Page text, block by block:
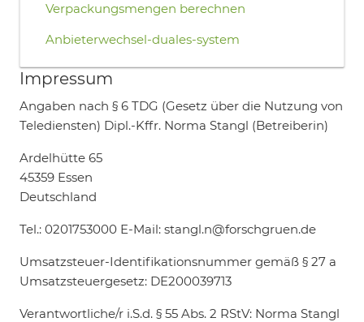
Verpackungsmengen berechnen
Anbieterwechsel-duales-system
Impressum
Angaben nach § 6 TDG (Gesetz über die Nutzung von
Telediensten) Dipl.-Kffr. Norma Stangl (Betreiberin)
Ardelhütte 65
45359 Essen
Deutschland
Tel.: 0201753000 E-Mail: stangl.n@forschgruen.de
Umsatzsteuer-Identifikationsnummer gemäß § 27 a
Umsatzsteuergesetz: DE200039713
Verantwortliche/r i.S.d. § 55 Abs. 2 RStV: Norma Stangl